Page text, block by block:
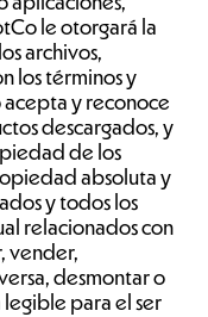
le otorgará la
archivos,
los términos y
acepta y reconoce
descargados, y
de los
absoluta y
y todos los
relacionados con
vender,
desmontar o
para el ser